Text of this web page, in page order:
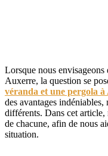
Lorsque nous envisageons
Auxerre, la question se
véranda et une pergola
des avantages indéniables,
différents. Dans cet article,
de chacune, afin de nous
situation.